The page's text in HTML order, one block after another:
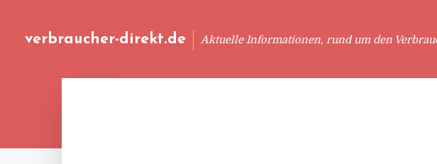
verbraucher-direkt.de Aktuelle Informationen, rund um den